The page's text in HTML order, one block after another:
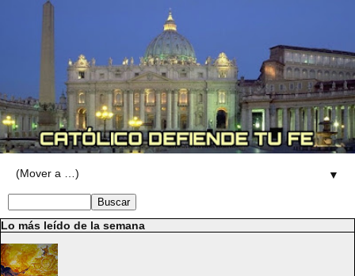
▼
Lo más leído de la semana